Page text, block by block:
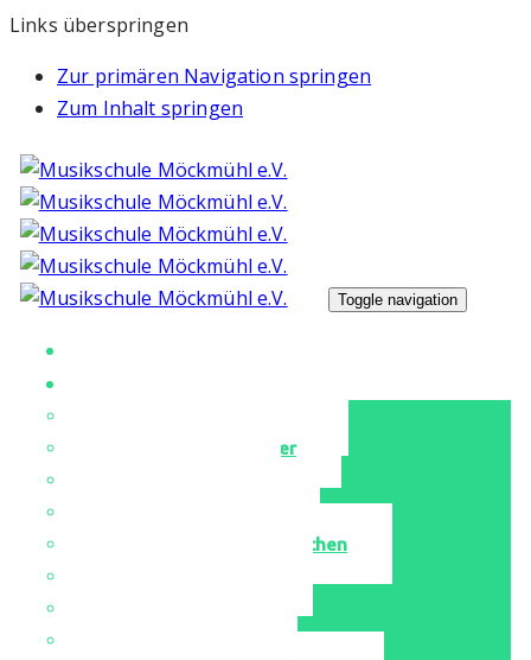
Links überspringen
Zur primären Navigation springen
Zum Inhalt springen
Toggle navigation
Instrumente & Fächer
Singen-Bewegen-Sprechen